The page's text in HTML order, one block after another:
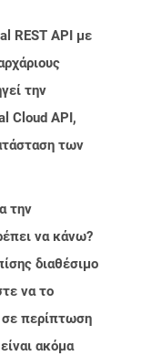
REST API με
την
Cloud API,
των
την
να κάνω?
διαθέσιμο
να το
σε περίπτωση
ακόμα